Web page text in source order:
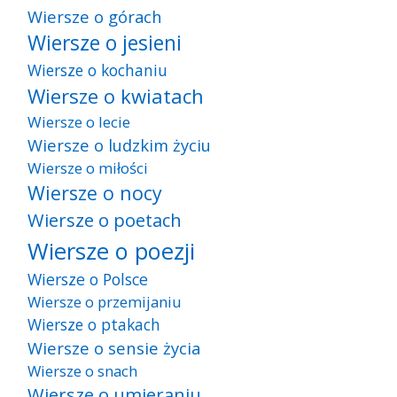
Wiersze o górach
Wiersze o jesieni
Wiersze o kochaniu
Wiersze o kwiatach
Wiersze o lecie
Wiersze o ludzkim życiu
Wiersze o miłości
Wiersze o nocy
Wiersze o poetach
Wiersze o poezji
Wiersze o Polsce
Wiersze o przemijaniu
Wiersze o ptakach
Wiersze o sensie życia
Wiersze o snach